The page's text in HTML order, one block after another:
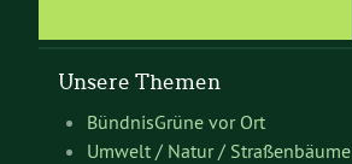
Unsere Themen
BündnisGrüne vor Ort
Umwelt / Natur / Straßenbäume